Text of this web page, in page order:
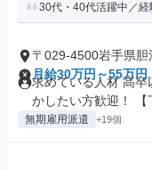
30代・40代活躍中／
〒029-4500岩手県胆
月給30万円～55万円
求めている人材 高
かしたい方歓迎！ 【
無期雇用派遣 +19個